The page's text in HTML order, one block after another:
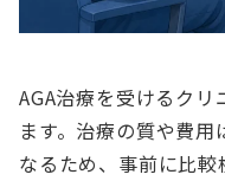
AGA治療を受けるク
ます。治療の質や費
なるため、事前に比